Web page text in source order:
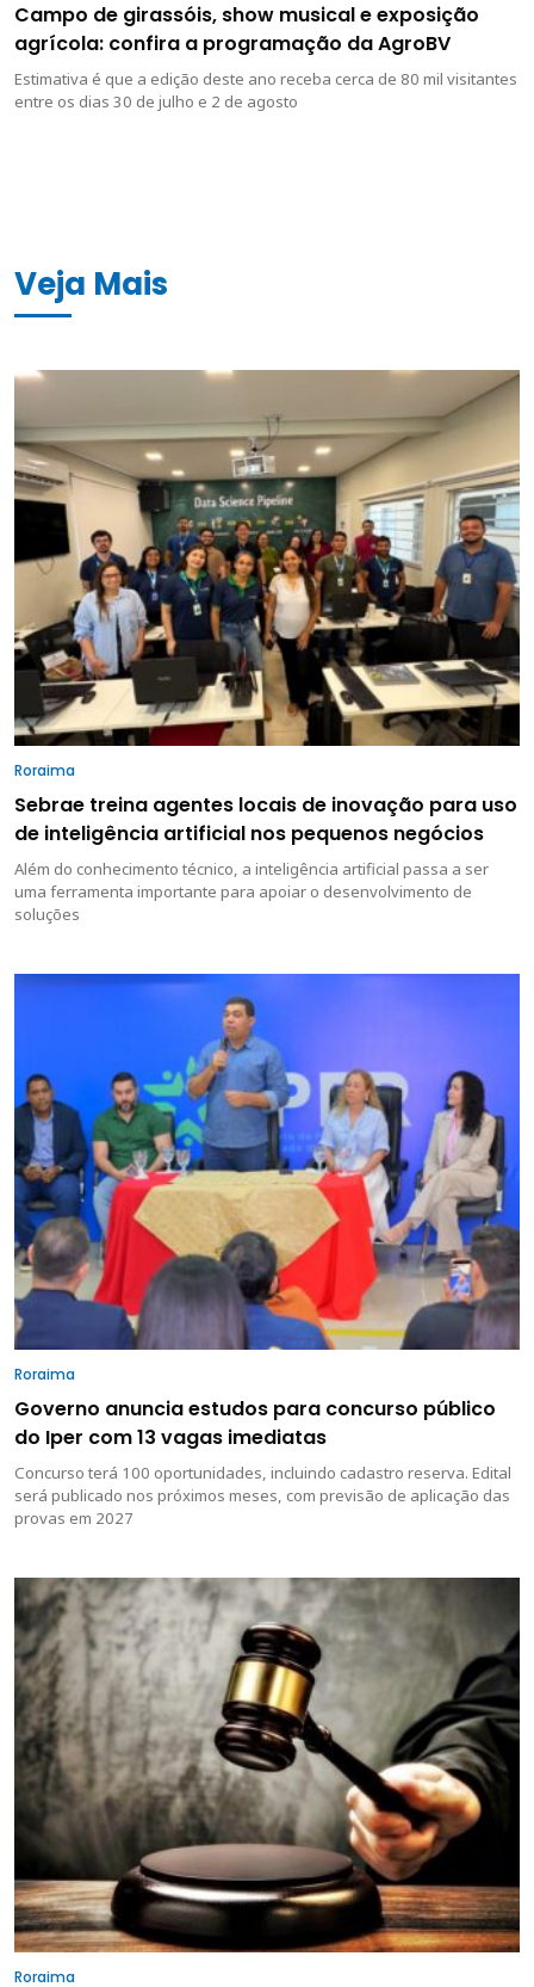
Campo de girassóis, show musical e exposição
agrícola: confira a programação da AgroBV
Estimativa é que a edição deste ano receba cerca de 80 mil visitantes
entre os dias 30 de julho e 2 de agosto
Veja Mais
Roraima
Sebrae treina agentes locais de inovação para uso
de inteligência artificial nos pequenos negócios
Além do conhecimento técnico, a inteligência artificial passa a ser
uma ferramenta importante para apoiar o desenvolvimento de
soluções
Roraima
Governo anuncia estudos para concurso público
do Iper com 13 vagas imediatas
Concurso terá 100 oportunidades, incluindo cadastro reserva. Edital
será publicado nos próximos meses, com previsão de aplicação das
provas em 2027
Roraima